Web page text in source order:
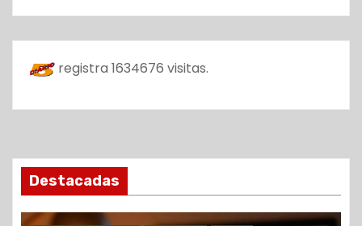
registra 1634676 visitas.
Destacadas